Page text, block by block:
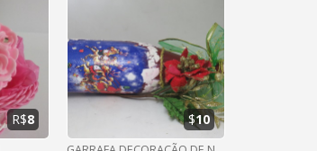
R$8 $10